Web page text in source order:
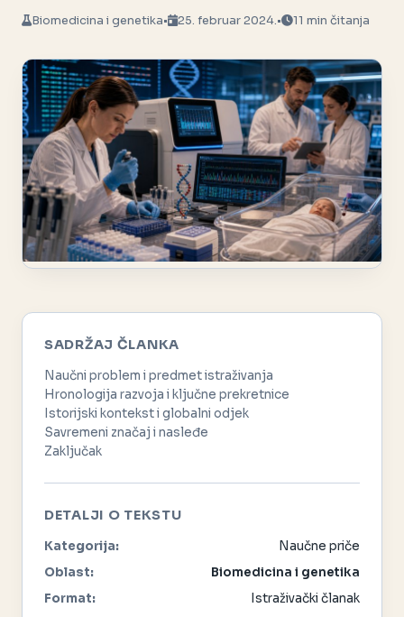
Biomedicina i genetika• 25. februar 2024.• 11 min čitanja
SADRŽAJ ČLANKA
Naučni problem i predmet istraživanja
Hronologija razvoja i ključne prekretnice
Istorijski kontekst i globalni odjek
Savremeni značaj i nasleđe
Zaključak
DETALJI O TEKSTU
Kategorija:
Naučne priče
Oblast:
Biomedicina i genetika
Format:
Istraživački članak